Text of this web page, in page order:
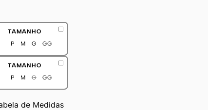
TAMANHO
P
M G GG
TAMANHO
P
M G GG
de Medidas